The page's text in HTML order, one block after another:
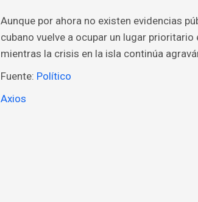
Aunque por ahora no existen evidencias
cubano vuelve a ocupar un lugar
mientras la crisis en la isla continúa
Fuente: Político
Axios